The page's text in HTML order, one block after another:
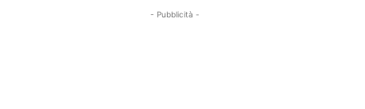
- Pubblicità -